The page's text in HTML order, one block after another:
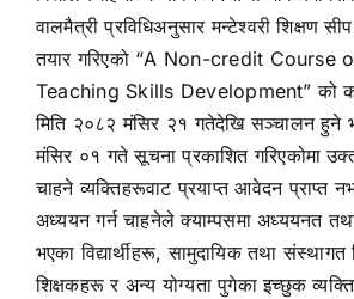
वालमैत्री प्रविधिअनुसार मन्टेश्वरी शिक्षण
तयार गरिएको “A Non-credit Course
Teaching Skills Development” को
मिति २०८२ मंसिर २१ गतेदेखि सञ्चालन हुने
मंसिर ०१ गते सूचना प्रकाशित गरिएकोमा
चाहने व्यक्तिहरूवाट प्रयाप्त आवेदन प्राप्त
अध्ययन गर्न चाहनेले क्याम्पसमा अध्ययनत
भएका विद्यार्थीहरू, सामुदायिक तथा संस्थागत
शिक्षकहरू र अन्य योग्यता पुगेका इच्छुक